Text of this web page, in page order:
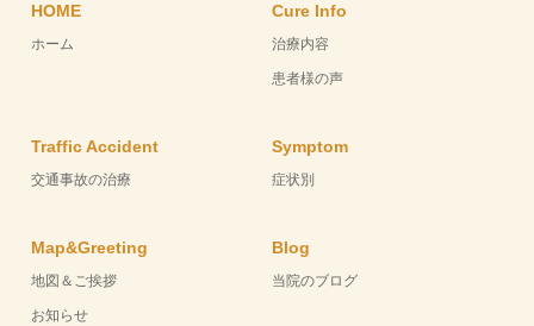
HOME
ホーム
Cure Info
治療内容
患者様の声
Traffic Accident
交通事故の治療
Symptom
症状別
Map&Greeting
地図＆ご挨拶
お知らせ
Blog
当院のブログ